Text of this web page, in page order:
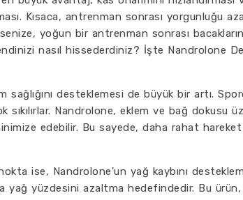
Kısaca, antrenman sonrası yorgunluğu
yoğun bir antrenman sonrası
nasıl hissederdiniz? İşte Nandrolone
sağlığını desteklemesi de büyük bir artı.
sıkılırlar. Nandrolone, eklem ve bağ dokusu
edebilir. Bu sayede, daha rahat hareket
ise, Nandrolone'un yağ kaybını
yağ yüzdesini azaltma hedefindedir. Bu